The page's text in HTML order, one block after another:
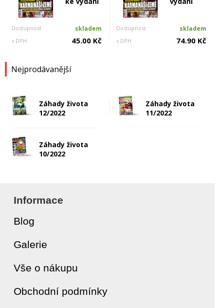
Dostupnost skladem
s DPH 45.00 Kč
Dostupnost skladem
s DPH 74.90 Kč
Nejprodávanější
Záhady života
12/2022
Záhady života
11/2022
Záhady života
10/2022
Informace
Blog
Galerie
Vše o nákupu
Obchodní podmínky